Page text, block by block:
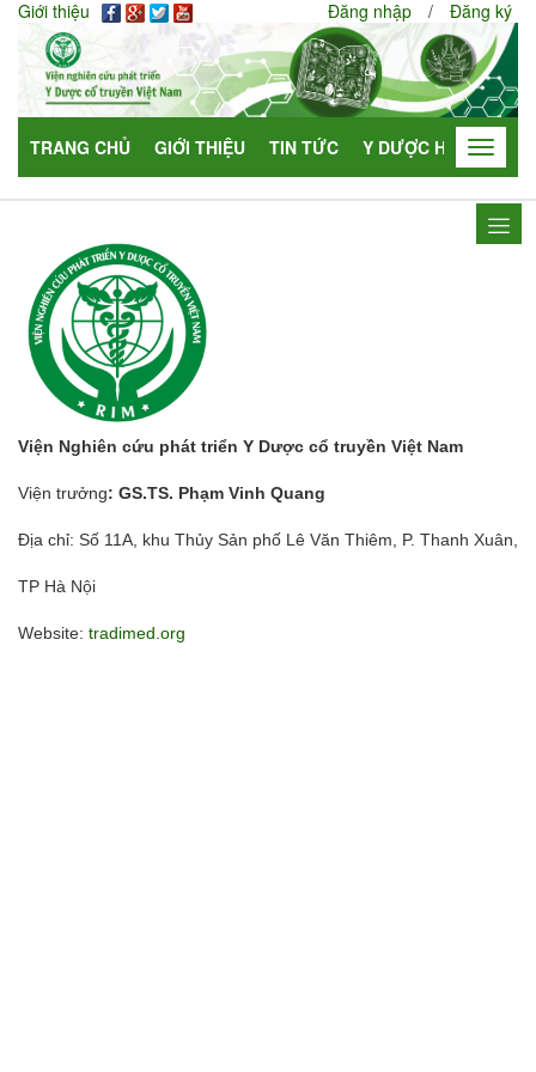
Giới thiệu Đăng nhập / Đăng ký
TRANG CHỦ GIỚI THIỆU TIN TỨC Y DƯỢC HỌC Toggle
Viện Nghiên cứu phát triển Y Dược cổ truyền Việt Nam
Viện trưởng: GS.TS. Phạm Vinh Quang
Địa chỉ: Số 11A, khu Thủy Sản phố Lê Văn Thiêm, P. Thanh Xuân,
TP Hà Nội
Website: tradimed.org